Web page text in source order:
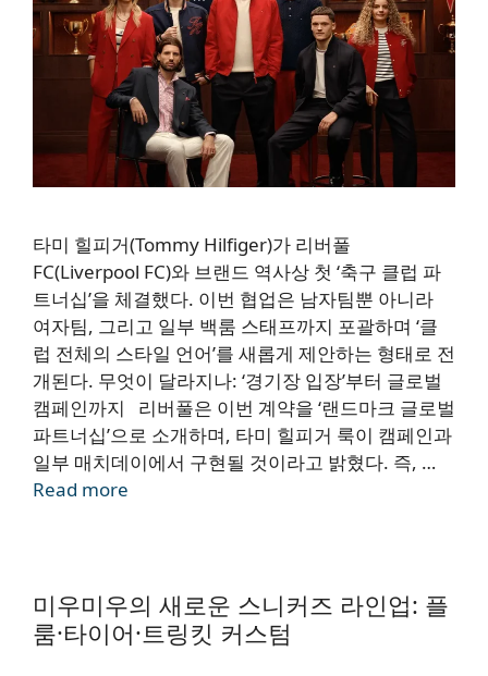
타미 힐피거(Tommy Hilfiger)가 리버풀
FC(Liverpool FC)와 브랜드 역사상 첫 ‘축구 클럽 파
트너십’을 체결했다. 이번 협업은 남자팀뿐 아니라
여자팀, 그리고 일부 백룸 스태프까지 포괄하며 ‘클
럽 전체의 스타일 언어’를 새롭게 제안하는 형태로 전
개된다. 무엇이 달라지나: ‘경기장 입장’부터 글로벌
캠페인까지 리버풀은 이번 계약을 ‘랜드마크 글로벌
파트너십’으로 소개하며, 타미 힐피거 룩이 캠페인과
일부 매치데이에서 구현될 것이라고 밝혔다. 즉, …
Read more
미우미우의 새로운 스니커즈 라인업: 플
룸·타이어·트링킷 커스텀